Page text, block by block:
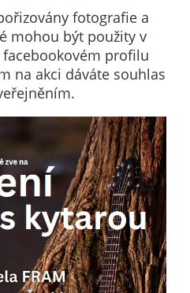
fotografie a
mohou být použity v
facebookovém profilu
na akci dáváte souhlas
měření
výkonu
našeho webu
a našich
reklamních
kampaní.
Jejich pomocí
určujeme
počet návštěv
a zdroje
návštěv našich
internetových
stránek. Data
získaná
pomocí